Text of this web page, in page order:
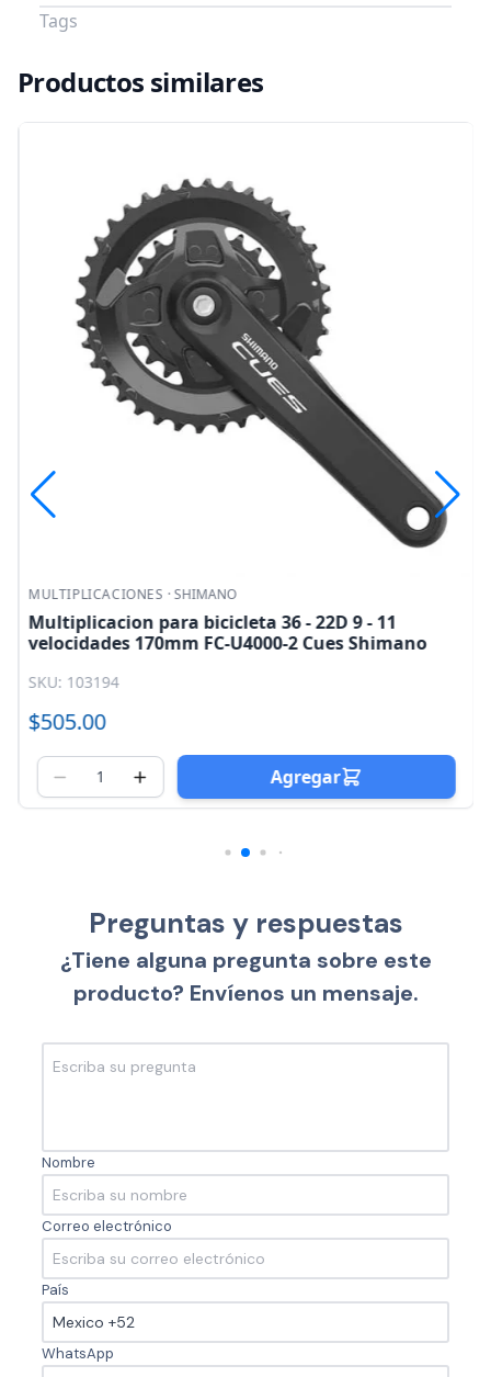
Tags
Productos similares
MULTIPLICACIONES ·SHIMANO
Multiplicacion para bicicleta 36 - 22D 9 - 11
velocidades 170mm FC-U4000-2 Cues Shimano
SKU: 103194
$505.00
Agregar
Preguntas y respuestas
¿Tiene alguna pregunta sobre este
producto? Envíenos un mensaje.
Nombre
Correo electrónico
País
WhatsApp